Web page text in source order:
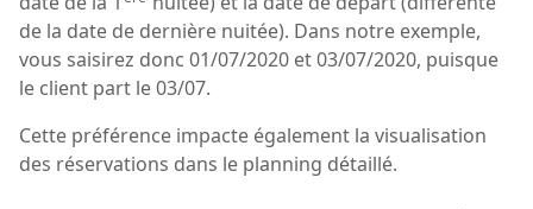
de la date de dernière nuitée). Dans notre exemple,
vous saisirez donc 01/07/2020 et 03/07/2020, puisque
le client part le 03/07.
Cette préférence impacte également la visualisation
des réservations dans le planning détaillé.